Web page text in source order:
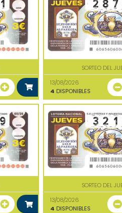
SORTEO DEL
13/08/2026
4 DISPONIBLES
SORTEO DEL
13/08/2026
4 DISPONIBLES